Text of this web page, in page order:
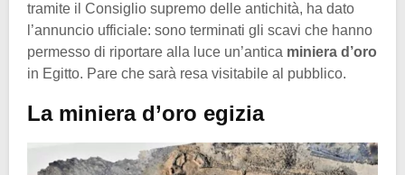
tramite il Consiglio supremo delle antichità, ha dato
l’annuncio ufficiale: sono terminati gli scavi che hanno
permesso di riportare alla luce un’antica miniera d’oro
in Egitto. Pare che sarà resa visitabile al pubblico.
La miniera d’oro egizia